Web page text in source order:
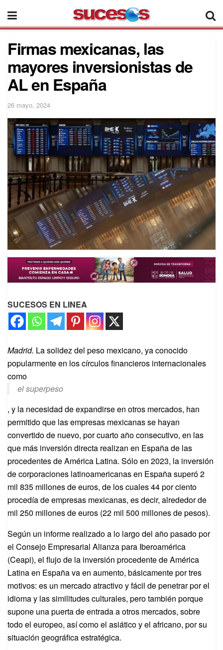
Firmas mexicanas, las
mayores inversionistas de
AL en España
26 mayo, 2024
SUCESOS EN LINEA
Madrid. La solidez del peso mexicano, ya conocido
popularmente en los círculos financieros internacionales
como
el superpeso
, y la necesidad de expandirse en otros mercados, han
permitido que las empresas mexicanas se hayan
convertido de nuevo, por cuarto año consecutivo, en las
que más inversión directa realizan en España de las
procedentes de América Latina. Sólo en 2023, la inversión
de corporaciones latinoamericanas en España superó 2
mil 835 millones de euros, de los cuales 44 por ciento
procedía de empresas mexicanas, es decir, alrededor de
mil 250 millones de euros (22 mil 500 millones de pesos).
Según un informe realizado a lo largo del año pasado por
el Consejo Empresarial Alianza para Iberoamérica
(Ceapi), el flujo de la inversión procedente de América
Latina en España va en aumento, básicamente por tres
motivos: es un mercado atractivo y fácil de penetrar por el
idioma y las similitudes culturales, pero también porque
supone una puerta de entrada a otros mercados, sobre
todo el europeo, así como el asiático y el africano, por su
situación geográfica estratégica.